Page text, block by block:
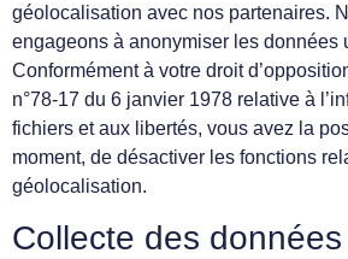
géolocalisation avec nos partenaires.
engageons à anonymiser les données
Conformément à votre droit
n°78-17 du 6 janvier 1978 relative à
fichiers et aux libertés, vous avez la
moment, de désactiver les fonctions
géolocalisation.
Collecte des